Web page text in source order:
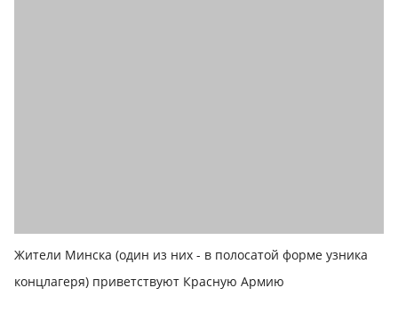
Жители Минска (один из них - в полосатой форме узника
концлагеря) приветствуют Красную Армию